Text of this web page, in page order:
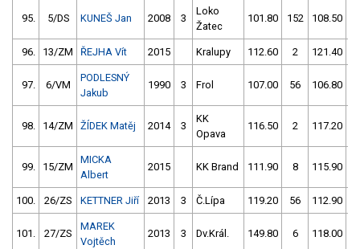
95. 5/DS KUNEŠ Jan 2008 3
Loko
Žatec
101.80 152 108.50
96. 13/ZM ŘEJHA Vít 2015 Kralupy 112.60 2 121.40
97. 6/VM
PODLESNÝ
Jakub
1990 3 Frol 107.00 56 106.80
98. 14/ZM ŽÍDEK Matěj 2014 3
KK
Opava
116.50 2 117.20
99. 15/ZM
MICKA
Albert
2015 KK Brand 111.90 8 115.90
100. 26/ZS KETTNER Jiří 2013 3 Č.Lípa 119.20 56 112.90
101. 27/ZS
MAREK
Vojtěch
2013 3 Dv.Král. 149.80 6 118.00